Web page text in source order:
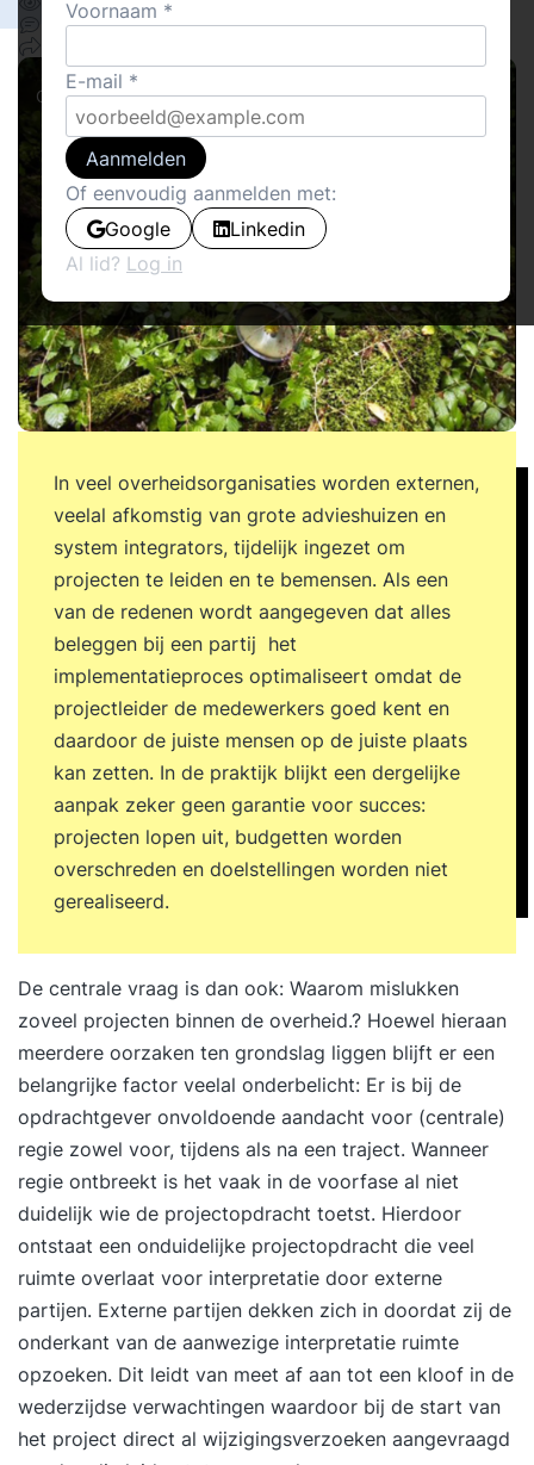
Delen
Columns
In veel overheidsorganisaties worden externen,
veelal afkomstig van grote advieshuizen en
system integrators, tijdelijk ingezet om
projecten te leiden en te bemensen. Als een
van de redenen wordt aangegeven dat alles
beleggen bij een partij het
implementatieproces optimaliseert omdat de
projectleider de medewerkers goed kent en
daardoor de juiste mensen op de juiste plaats
kan zetten. In de praktijk blijkt een dergelijke
aanpak zeker geen garantie voor succes:
projecten lopen uit, budgetten worden
overschreden en doelstellingen worden niet
gerealiseerd.
De centrale vraag is dan ook: Waarom mislukken
zoveel projecten binnen de overheid.? Hoewel hieraan
meerdere oorzaken ten grondslag liggen blijft er een
belangrijke factor veelal onderbelicht: Er is bij de
opdrachtgever onvoldoende aandacht voor (centrale)
regie zowel voor, tijdens als na een traject. Wanneer
regie ontbreekt is het vaak in de voorfase al niet
duidelijk wie de projectopdracht toetst. Hierdoor
ontstaat een onduidelijke projectopdracht die veel
ruimte overlaat voor interpretatie door externe
partijen. Externe partijen dekken zich in doordat zij de
onderkant van de aanwezige interpretatie ruimte
opzoeken. Dit leidt van meet af aan tot een kloof in de
wederzijdse verwachtingen waardoor bij de start van
het project direct al wijzigingsverzoeken aangevraagd
Voornaam
E-mail
Aanmelden
Of eenvoudig aanmelden met:
Google
Linkedin
Al lid? Log in